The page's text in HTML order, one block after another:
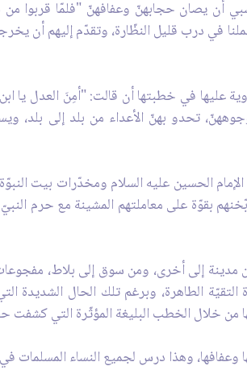
أن يصان حجابهنّ وعفافهنّ "فلمّا
في درب قليل النظّارة، وتقدّم إليهم أن
عليها في خطبتها أن قالت: "أمِنَ العدل يا
تحدو بهنّ الأعداء من بلد إلى بلد،
الإمام الحسين عليه السلام ومخدّرات بيت
بقوّة على معاملتهم المشينة مع حرم
مدينة إلى أخرى، ومن سوق إلى بلاط،
الطاهرة، وبرغم تلك الحال
من خلال الخطب البليغة المؤثّرة التي
وعفافها، وهذا درس لجميع النساء